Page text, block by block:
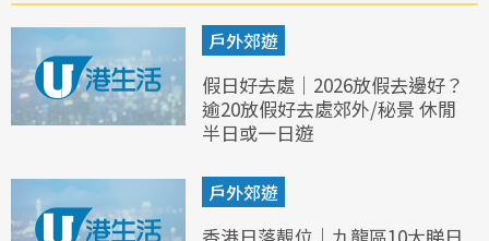
戶外郊遊
假日好去處｜2026放假去邊好？
逾20放假好去處郊外/秘景 休閒
半日或一日遊
戶外郊遊